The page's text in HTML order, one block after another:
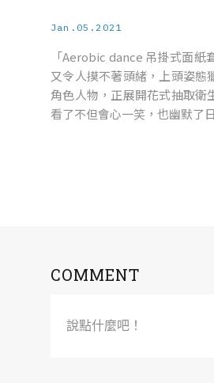
Jan.05.2021
「Aerobic dance 吊掛式面紙
又令人摸不著頭緒，上頭姿態
角色人物，正展開花式抽取衛
看了不但會心一笑，也幽默了
COMMENT
說點什麼吧！